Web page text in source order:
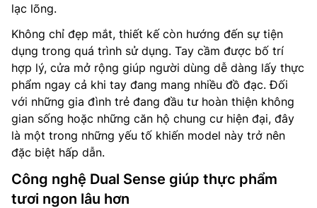
lạc lõng.
Không chỉ đẹp mắt, thiết kế còn hướng đến sự tiện
dụng trong quá trình sử dụng. Tay cầm được bố trí
hợp lý, cửa mở rộng giúp người dùng dễ dàng lấy thực
phẩm ngay cả khi tay đang mang nhiều đồ đạc. Đối
với những gia đình trẻ đang đầu tư hoàn thiện không
gian sống hoặc những căn hộ chung cư hiện đại, đây
là một trong những yếu tố khiến model này trở nên
đặc biệt hấp dẫn.
Công nghệ Dual Sense giúp thực phẩm
tươi ngon lâu hơn